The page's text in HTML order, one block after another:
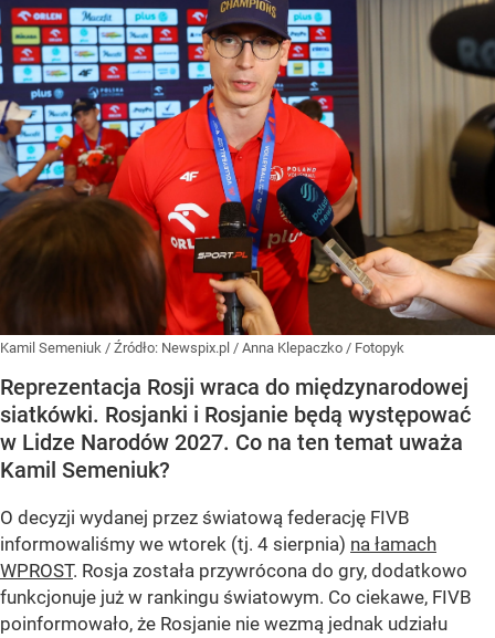
Kamil Semeniuk / Źródło: Newspix.pl / Anna Klepaczko / Fotopyk
Reprezentacja Rosji wraca do międzynarodowej
siatkówki. Rosjanki i Rosjanie będą występować
w Lidze Narodów 2027. Co na ten temat uważa
Kamil Semeniuk?
O decyzji wydanej przez światową federację FIVB
informowaliśmy we wtorek (tj. 4 sierpnia) na łamach
WPROST. Rosja została przywrócona do gry, dodatkowo
funkcjonuje już w rankingu światowym. Co ciekawe, FIVB
poinformowało, że Rosjanie nie wezmą jednak udziału